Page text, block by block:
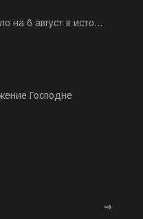
на 6 август в исто...
Господне
⇒